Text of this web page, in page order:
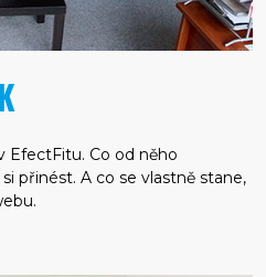
EfectFitu. Co od něho
přinést. A co se vlastně stane,